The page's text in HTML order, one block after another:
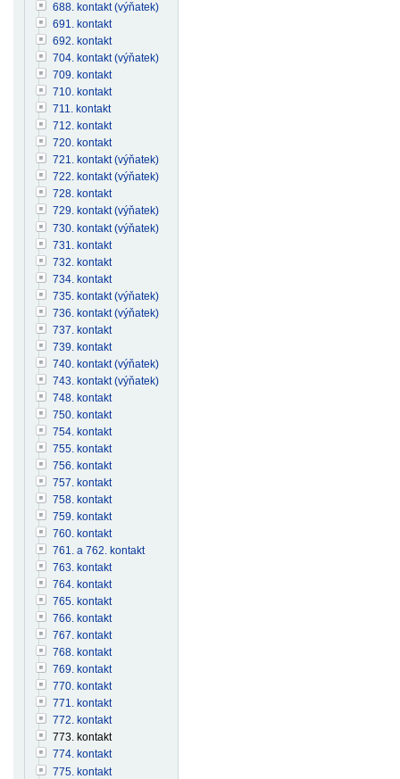
688. kontakt (výňatek)
691. kontakt
692. kontakt
704. kontakt (výňatek)
709. kontakt
710. kontakt
711. kontakt
712. kontakt
720. kontakt
721. kontakt (výňatek)
722. kontakt (výňatek)
728. kontakt
729. kontakt (výňatek)
730. kontakt (výňatek)
731. kontakt
732. kontakt
734. kontakt
735. kontakt (výňatek)
736. kontakt (výňatek)
737. kontakt
739. kontakt
740. kontakt (výňatek)
743. kontakt (výňatek)
748. kontakt
750. kontakt
754. kontakt
755. kontakt
756. kontakt
757. kontakt
758. kontakt
759. kontakt
760. kontakt
761. a 762. kontakt
763. kontakt
764. kontakt
765. kontakt
766. kontakt
767. kontakt
768. kontakt
769. kontakt
770. kontakt
771. kontakt
772. kontakt
773. kontakt
774. kontakt
775. kontakt